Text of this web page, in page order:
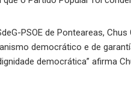
PSOE de Ponteareas,
democrático e de
democrática” afirma